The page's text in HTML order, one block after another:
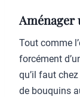
Aménager
Tout comme
forcément
qu’il faut
de bouquins